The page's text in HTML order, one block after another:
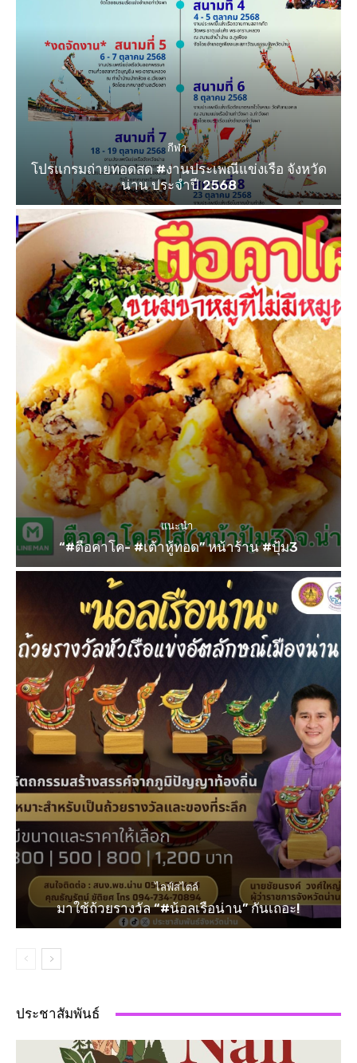
กีฬา
โปรแกรมถ่ายทอดสด #งานประเพณีแข่งเรือ จังหวัด
น่าน ประจำปี 2568
แนะนำ
“#ตือคาโค- #เต้าหู้ทอด” หน้าร้าน #ปุ้ม3
ไลฟ์สไตล์
มาใช้ถ้วยรางวัล “#น้อลเรือน่าน” กันเถอะ!
ประชาสัมพันธ์